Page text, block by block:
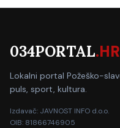
034PORTAL.HR
Lokalni portal Požeško-
puls, sport, kultura.
Izdavač: JAVNOST INFO d.o.o.
OIB: 81866746905